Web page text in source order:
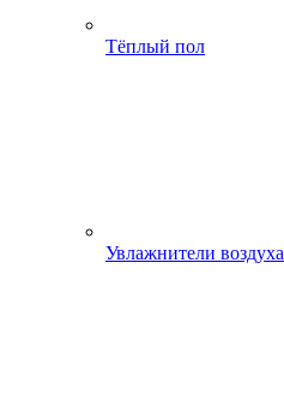
Тёплый пол
Увлажнители воздуха